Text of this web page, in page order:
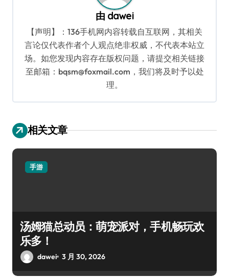
由 dawei
【声明】：136手机网内容转载自互联网，其相关
言论仅代表作者个人观点绝非权威，不代表本站立
场。如您发现内容存在版权问题，请提交相关链接
至邮箱：bqsm@foxmail.com，我们将及时予以处
理。
相关文章
手游
汤姆猫总动员：萌宠派对，手机畅玩欢
乐多！
dawei 3 月 30, 2026